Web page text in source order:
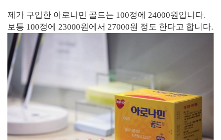
제가 구입한 아로나민 골드는 100정에 24000원입니다.
보통 100정에 23000원에서 27000원 정도 한다고 합니다.